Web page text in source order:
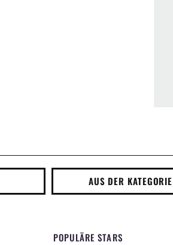
AUS DER KATEGORIE
POPULÄRE STARS